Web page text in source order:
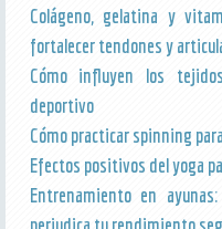
Colágeno, gelatina y
fortalecer tendones y
Cómo influyen los
deportivo
Cómo practicar spinning
Efectos positivos del yoga
Entrenamiento en